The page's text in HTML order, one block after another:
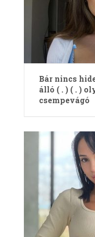
Bár nincs
álló ( . ) ( . )
csempevágó